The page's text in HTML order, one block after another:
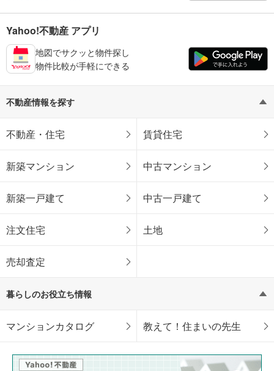
Yahoo!不動産 アプリ
地図でサクッと物件探し
物件比較が手軽にできる
不動産情報を探す
不動産・住宅 賃貸住宅
新築マンション 中古マンション
新築一戸建て 中古一戸建て
注文住宅 土地
売却査定
暮らしのお役立ち情報
マンションカタログ 教えて！住まいの先生